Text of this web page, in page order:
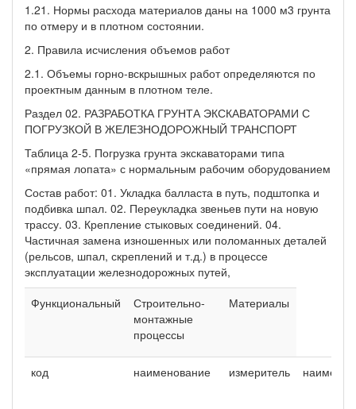
1.21. Нормы расхода материалов даны на 1000 м3 грунта
по отмеру и в плотном состоянии.
2. Правила исчисления объемов работ
2.1. Объемы горно-вскрышных работ определяются по
проектным данным в плотном теле.
Раздел 02. РАЗРАБОТКА ГРУНТА ЭКСКАВАТОРАМИ С
ПОГРУЗКОЙ В ЖЕЛЕЗНОДОРОЖНЫЙ ТРАНСПОРТ
Таблица 2-5. Погрузка грунта экскаваторами типа
«прямая лопата» с нормальным рабочим оборудованием
Состав работ: 01. Укладка балласта в путь, подштопка и
подбивка шпал. 02. Переукладка звеньев пути на новую
трассу. 03. Крепление стыковых соединений. 04.
Частичная замена изношенных или поломанных деталей
(рельсов, шпал, скреплений и т.д.) в процессе
эксплуатации железнодорожных путей,
Функциональный
Строительно-
монтажные
процессы
Материалы
код наименование измеритель